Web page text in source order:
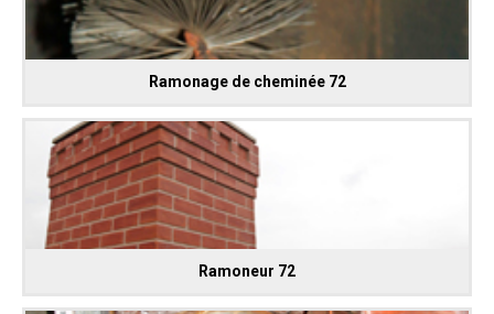
Ramonage de cheminée 72
Ramoneur 72